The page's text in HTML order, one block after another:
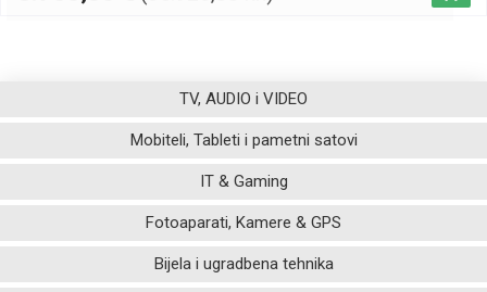
TV, AUDIO i VIDEO
Mobiteli, Tableti i pametni satovi
IT & Gaming
Fotoaparati, Kamere & GPS
Bijela i ugradbena tehnika